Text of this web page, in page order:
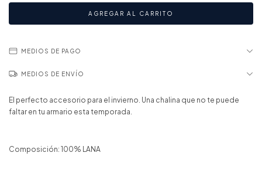
MEDIOS DE PAGO
MEDIOS DE ENVÍO
El perfecto accesorio para el invierno. Una chalina que no te puede
faltar en tu armario esta temporada.
Composición: 100% LANA